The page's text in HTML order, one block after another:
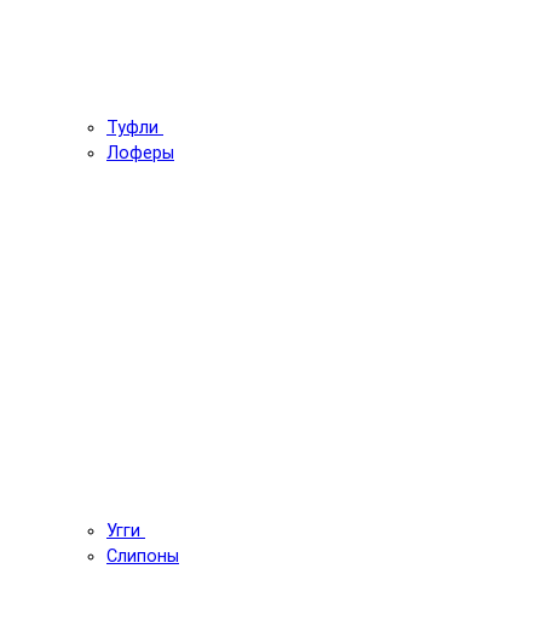
Туфли
Лоферы
Угги
Слипоны